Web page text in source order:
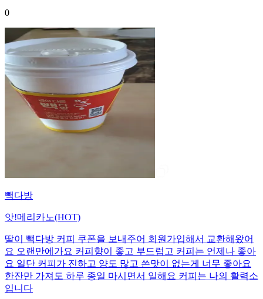
0
빽다방
앗!메리카노(HOT)
딸이 빽다방 커피 쿠폰을 보내주어 회원가입해서 교환해왔어
요 오랜만에가요 커피향이 좋고 부드럽고 커피는 언제나 좋아
요 일단 커피가 진하고 양도 많고 쓴맛이 없는게 너무 좋아요
한잔만 가져도 하루 종일 마시면서 일해요 커피는 나의 활력소
입니다